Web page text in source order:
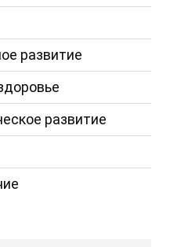
развитие
развитие